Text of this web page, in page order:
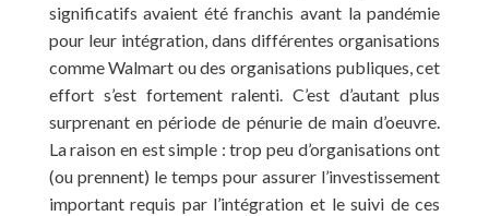
significatifs avaient été franchis avant la pandémie
pour leur intégration, dans différentes organisations
comme Walmart ou des organisations publiques, cet
effort s’est fortement ralenti. C’est d’autant plus
surprenant en période de pénurie de main d’oeuvre.
La raison en est simple : trop peu d’organisations ont
(ou prennent) le temps pour assurer l’investissement
important requis par l’intégration et le suivi de ces